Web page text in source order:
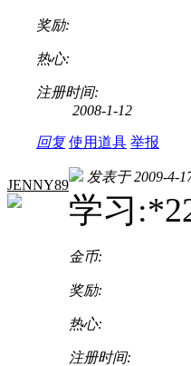
奖励:
热心:
注册时间:
2008-1-12
回复 使用道具 举报
JENNY89
发表于 2009-4-
学习
金币:
奖励:
热心:
注册时间: